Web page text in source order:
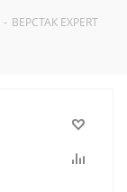
- ВЕРСТАК EXPERT